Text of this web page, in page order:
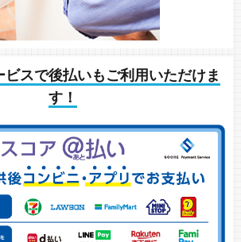
ビスで後払いもご利用いただけま
す！